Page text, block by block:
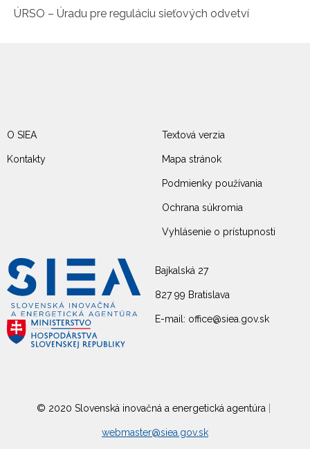
ÚRSO – Úradu pre reguláciu sieťových odvetví
Bajkalská 27
827 99 Bratislava
E-mail: office@siea.gov.sk
O SIEA
Kontakty
Textová verzia
Mapa stránok
Podmienky používania
Ochrana súkromia
Vyhlásenie o prístupnosti
© 2020 Slovenská inovačná a energetická agentúra
webmaster@siea.gov.sk